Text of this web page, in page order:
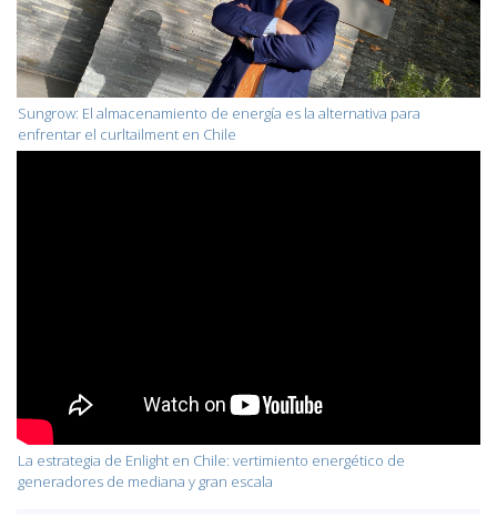
Sungrow: El almacenamiento de energía es la alternativa para
enfrentar el curltailment en Chile
La estrategia de Enlight en Chile: vertimiento energético de
generadores de mediana y gran escala